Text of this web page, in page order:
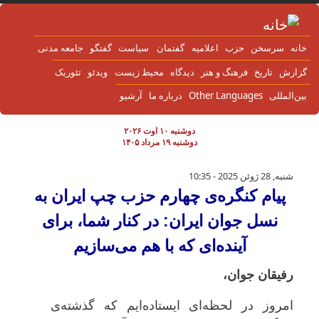
به محتوای اصلی
سرسخن حزب اعلاميه گفتمان سياست گفتگو جامعه مدنی
تاریخ فرهنگ و هنر دیدگاه محیط زیست ویدئو تئوریک
Other Languages درباره ما آرشیو
دوشنبه ۱۰ اوت ۲۰۲۶
دوشنبه ۱۹ مرداد ۱۴۰۵
پیام کنگره‌ی چهارم حزب چپ ایران به نسل
شنبه, 28 ژوئن 2025 - 10:35
پیام کنگره‌ی چهارم حزب چپ ایران به
نسل جوان ایران: در کنار شما، برای
آینده‌ای که با هم می‌سازیم
رفیقان جوان،
امروز در لحظه‌ای ایستاده‌ایم که گذشته‌ی